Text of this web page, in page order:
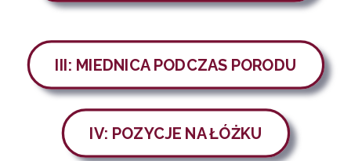
III: MIEDNICA PODCZAS PORODU
IV: POZYCJE NA ŁÓŻKU